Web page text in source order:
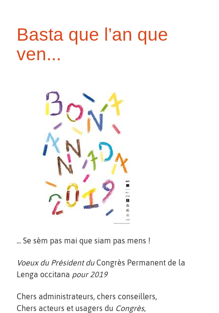
Basta que l’an que
ven...
... Se sèm pas mai que siam pas mens !
Voeux du Président du Congrès Permanent de la
Lenga occitana pour 2019
Chers administrateurs, chers conseillers,
Chers acteurs et usagers du Congrès,